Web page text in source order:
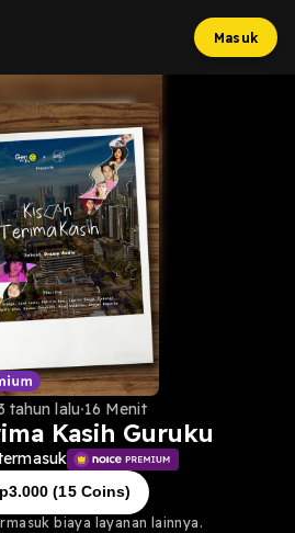
Masuk
tahun lalu 16 Menit
Kasih Guruku
3.000 (15Coins)
biaya layanan lainnya.